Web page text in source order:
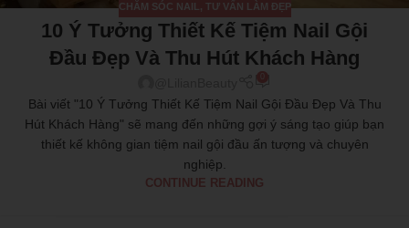
CHĂM SÓC NAIL , TƯ VẤN LÀM ĐẸP
10 Ý Tưởng Thiết Kế Tiệm Nail Gội
Đầu Đẹp Và Thu Hút Khách Hàng
Bài viết "10 Ý Tưởng Thiết Kế Tiệm Nail Gội Đầu Đẹp Và Thu
Hút Khách Hàng" sẽ mang đến những gợi ý sáng tạo giúp bạn
thiết kế không gian tiệm nail gội đầu ấn tượng và chuyên
nghiệp.
CONTINUE READING